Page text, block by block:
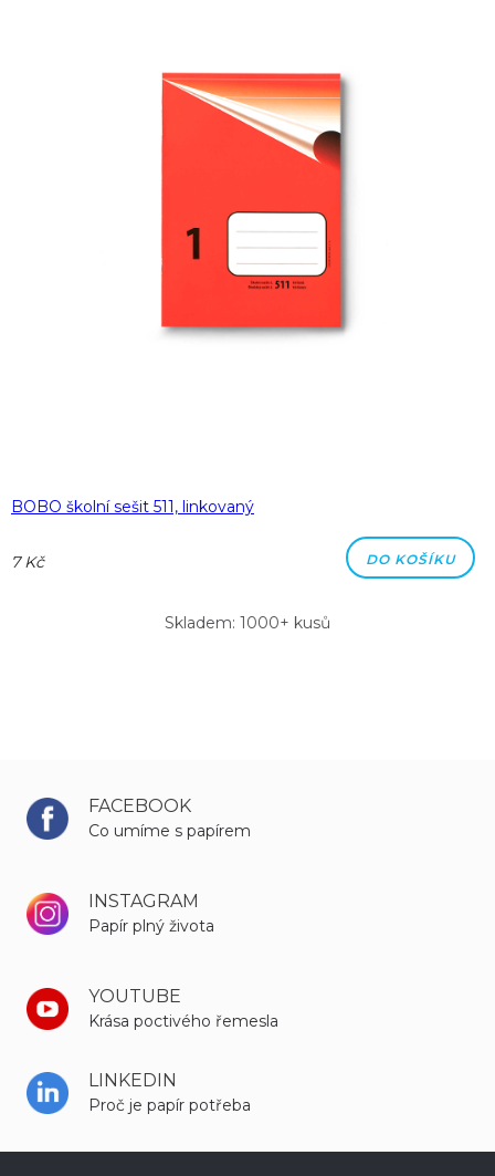
BOBO školní sešit 511, linkovaný
7 Kč DO KOŠÍKU
Skladem: 1000+ kusů
FACEBOOK
Co umíme s papírem
INSTAGRAM
Papír plný života
YOUTUBE
Krása poctivého řemesla
LINKEDIN
Proč je papír potřeba